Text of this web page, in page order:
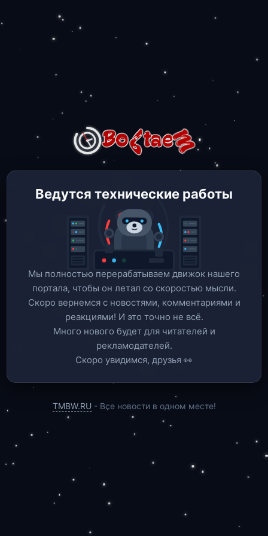
Ведутся технические работы
Мы полностью перерабатываем движок нашего
портала, чтобы он летал со скоростью мысли.
Скоро вернемся c новостями, комментариями и
реакциями! И это точно не всё.
Много нового будет для читателей и
рекламодателей.
Скоро увидимся, друзья 👀
TMBW.RU - Все новости в одном месте!